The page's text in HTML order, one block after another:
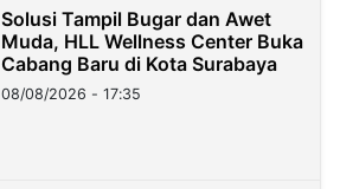
Solusi Tampil Bugar dan Awet
Muda, HLL Wellness Center Buka
Cabang Baru di Kota Surabaya
08/08/2026 - 17:35